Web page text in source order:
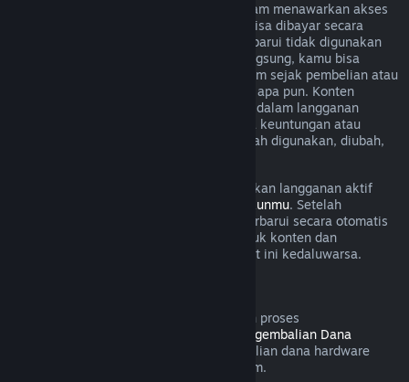
Untuk beberapa konten dan layanan, Steam menawarkan akses
berkala (cth. per bulan, per tahun) yang bisa dibayar secara
berulang. Jika langganan yang bisa diperbarui tidak digunakan
selama masa tagihan yang sedang berlangsung, kamu bisa
meminta pengembalian dana dalam 48 jam sejak pembelian atau
dalam 48 jam untuk pembaruan otomatis apa pun. Konten
dianggap digunakan jika game mana pun dalam langganan
dimainkan selama masa tagihan atau jika keuntungan atau
diskon digunakan dengan lanngganan telah digunakan, diubah,
Perlu diingat bahwa kamu bisa membatalkan langganan aktif
rincian akunmu. Setelah
dibatalkan, langgananmu tidak akan diperbarui secara otomatis
lagi, tapi kamu masih memiliki akses untuk konten dan
keuntungannya sampai masa tagihan saat ini kedaluwarsa.
Dalam jangka waktu yang ditetapkan dan proses
Kebijakan Pengembalian Dana
, kamu bisa meminta pengembalian dana hardware
Steam dan aksesoris yang dibeli via Steam.